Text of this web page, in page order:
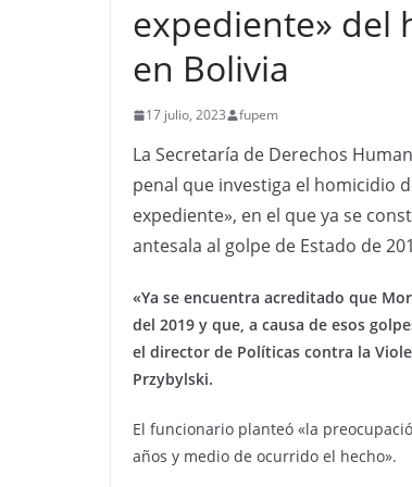
expediente» del
en Bolivia
17 julio, 2023 fupem
La Secretaría de Derechos
penal que investiga el homicidio
expediente», en el que ya se
antesala al golpe de Estado de
«Ya se encuentra acreditado que
del 2019 y que, a causa de esos
el director de Políticas contra la
Przybylski.
El funcionario planteó «la
años y medio de ocurrido el hecho».